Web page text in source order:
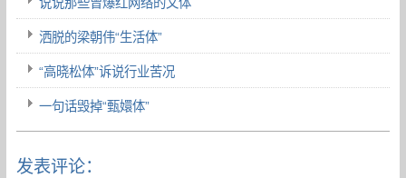
洒脱的梁朝伟“生活体”
“高晓松体”诉说行业苦况
一句话毁掉“甄嬛体”
发表评论：